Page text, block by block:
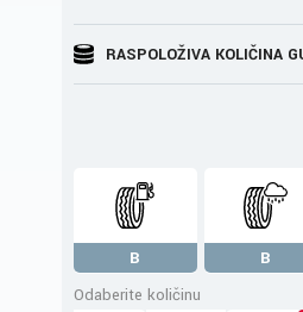
RASPOLOŽIVA KOLIČINA
B B
Odaberite količinu